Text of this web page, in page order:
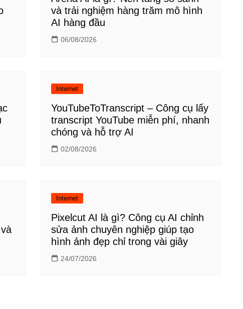
và trải nghiệm hàng trăm mô hình
AI hàng đầu
06/08/2026
Internet
YouTubeToTranscript – Công cụ lấy
transcript YouTube miễn phí, nhanh
chóng và hỗ trợ AI
02/08/2026
Internet
Pixelcut AI là gì? Công cụ AI chỉnh
sửa ảnh chuyên nghiệp giúp tạo
hình ảnh đẹp chỉ trong vài giây
24/07/2026